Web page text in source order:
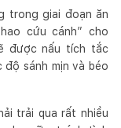
trong giai đoạn ăn
cứu cánh” cho
được nấu tích tắc
sánh mịn và béo
trải qua rất nhiều